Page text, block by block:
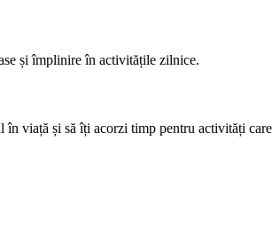
și împlinire în activitățile zilnice.
în viață și să îți acorzi timp pentru activități